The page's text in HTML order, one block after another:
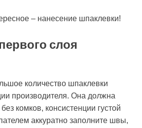
– нанесение шпаклевки!
слоя
количество шпаклевки
производителя. Она должна
комков, консистенции густой
аккуратно заполните швы,